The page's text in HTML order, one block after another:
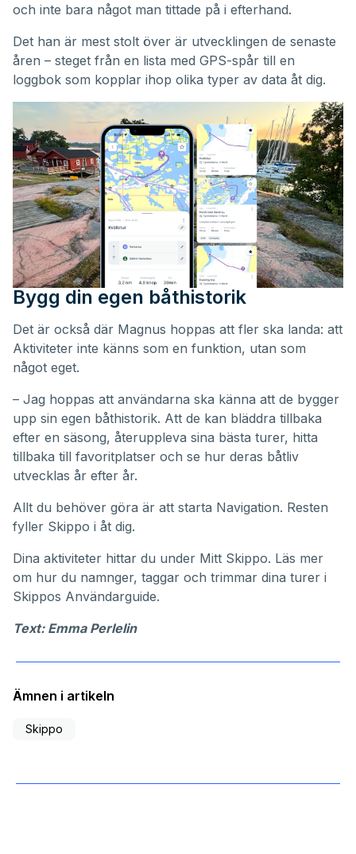
och inte bara något man tittade på i efterhand.
Det han är mest stolt över är utvecklingen de senaste
åren – steget från en lista med GPS-spår till en
loggbok som kopplar ihop olika typer av data åt dig.
Bygg din egen båthistorik
Det är också där Magnus hoppas att fler ska landa: att
Aktiviteter inte känns som en funktion, utan som
något eget.
– Jag hoppas att användarna ska känna att de bygger
upp sin egen båthistorik. Att de kan bläddra tillbaka
efter en säsong, återuppleva sina bästa turer, hitta
tillbaka till favoritplatser och se hur deras båtliv
utvecklas år efter år.
Allt du behöver göra är att starta Navigation. Resten
fyller Skippo i åt dig.
Dina aktiviteter hittar du under Mitt Skippo. Läs mer
om hur du namnger, taggar och trimmar dina turer i
Skippos Användarguide.
Text: Emma Perlelin
Ämnen i artikeln
Skippo